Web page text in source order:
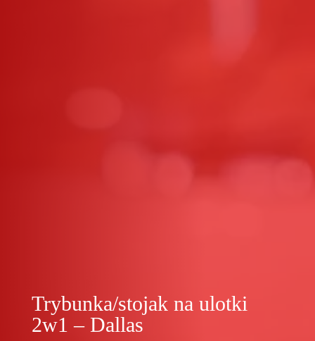
Trybunka/stojak na ulotki
2w1 – Dallas